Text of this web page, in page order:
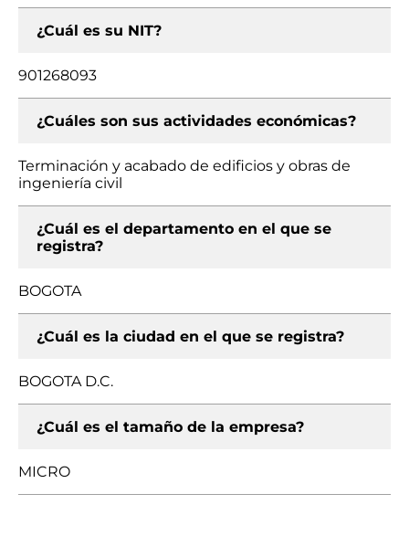
¿Cuál es su NIT?
901268093
¿Cuáles son sus actividades económicas?
Terminación y acabado de edificios y obras de
ingeniería civil
¿Cuál es el departamento en el que se
registra?
BOGOTA
¿Cuál es la ciudad en el que se registra?
BOGOTA D.C.
¿Cuál es el tamaño de la empresa?
MICRO